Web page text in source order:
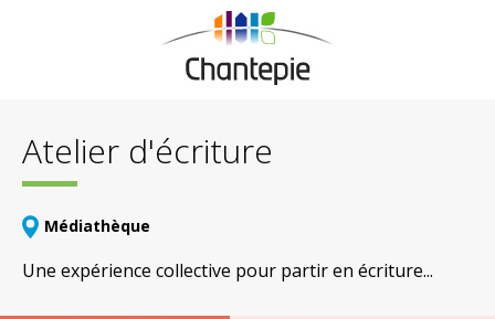
Atelier d'écriture
Médiathèque
Une expérience collective pour partir en écriture...